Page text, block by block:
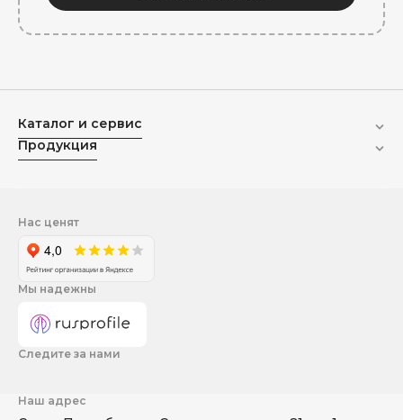
Нас ценят
Мы надежны
Следите за нами
Наш адрес
Каталог и сервис
Продукция